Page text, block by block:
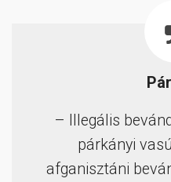
– Illegális
párkányi
afganisztáni